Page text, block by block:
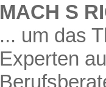
MACH S
... um das
Experten